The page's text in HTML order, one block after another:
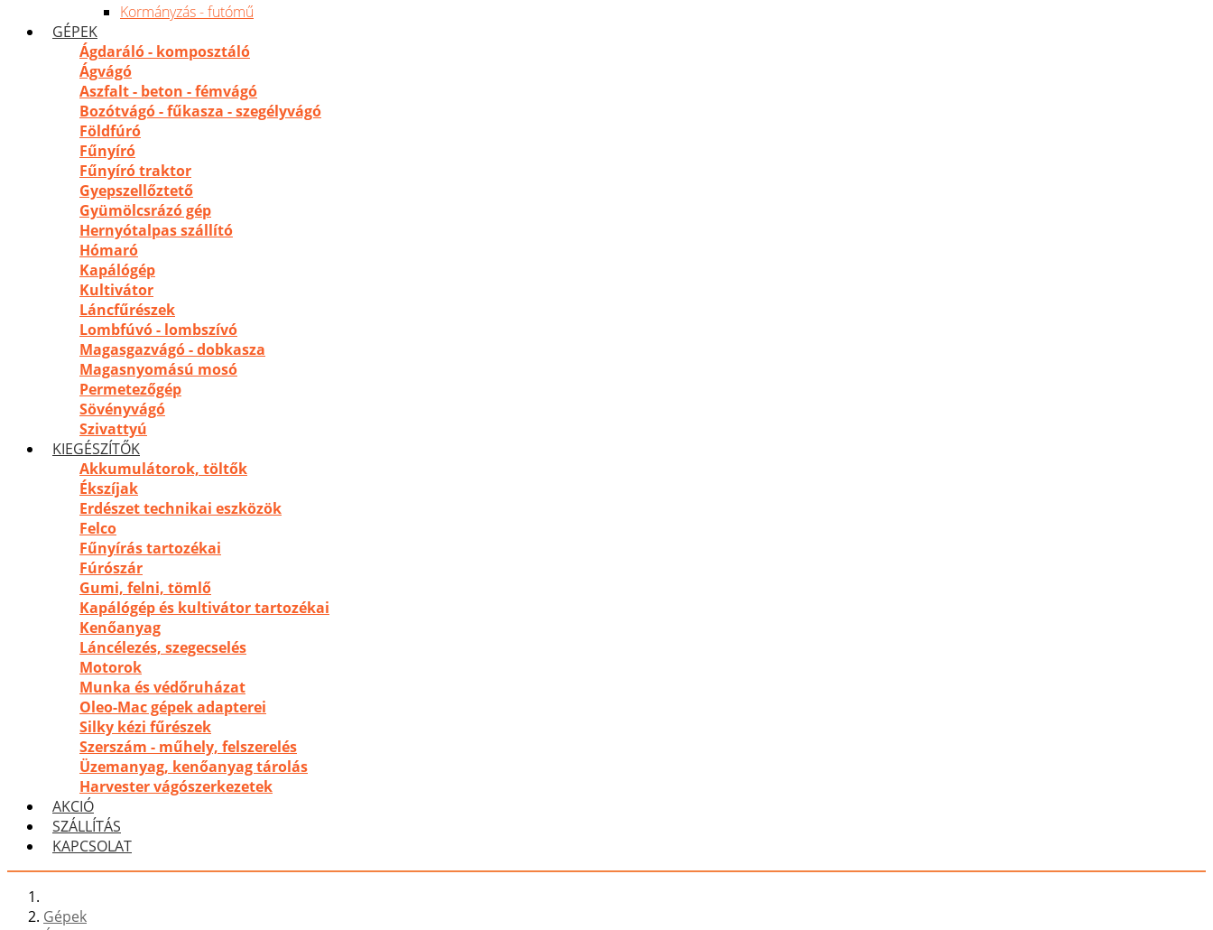
Kormányzás - futómű
GÉPEK
Ágdaráló - komposztáló
Ágvágó
Aszfalt - beton - fémvágó
Bozótvágó - fűkasza - szegélyvágó
Földfúró
Fűnyíró
Fűnyíró traktor
Gyepszellőztető
Gyümölcsrázó gép
Hernyótalpas szállító
Hómaró
Kapálógép
Kultivátor
Láncfűrészek
Lombfúvó - lombszívó
Magasgazvágó - dobkasza
Magasnyomású mosó
Permetezőgép
Sövényvágó
Szivattyú
KIEGÉSZÍTŐK
Akkumulátorok, töltők
Ékszíjak
Erdészet technikai eszközök
Felco
Fűnyírás tartozékai
Fúrószár
Gumi, felni, tömlő
Kapálógép és kultivátor tartozékai
Kenőanyag
Láncélezés, szegecselés
Motorok
Munka és védőruházat
Oleo-Mac gépek adapterei
Silky kézi fűrészek
Szerszám - műhely, felszerelés
Üzemanyag, kenőanyag tárolás
Harvester vágószerkezetek
AKCIÓ
SZÁLLÍTÁS
KAPCSOLAT
Gépek